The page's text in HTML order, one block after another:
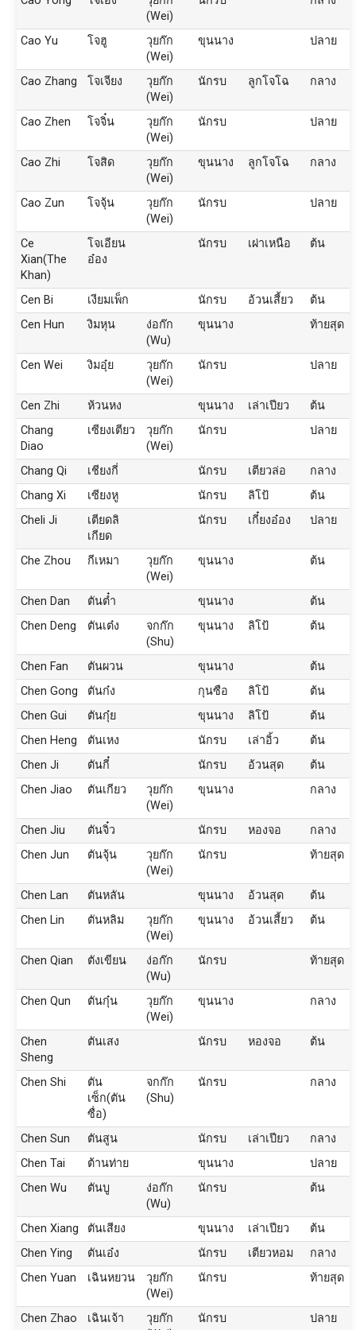
(Wei)
Cao Yu โจฮู
วุยก๊ก
(Wei)
ขุนนาง ปลาย
Cao Zhang โจเจียง
วุยก๊ก
(Wei)
นักรบ ลูกโจโฉ กลาง
Cao Zhen โจจิ๋น
วุยก๊ก
(Wei)
นักรบ ปลาย
Cao Zhi โจสิด
วุยก๊ก
(Wei)
ขุนนาง ลูกโจโฉ กลาง
Cao Zun โจจุ้น
วุยก๊ก
(Wei)
นักรบ ปลาย
Ce
Xian(The
Khan)
โจเอียน
อ๋อง
นักรบ เผ่าเหนือ ต้น
Cen Bi เงียมเพ็ก นักรบ อ้วนเสี้ยว
ต้น
Cen Hun
งิมหุน
ง่อก๊ก
(Wu)
ขุนนาง ท้ายสุด
Cen Wei งิมอุ๋ย
วุยก๊ก
(Wei)
นักรบ ปลาย
Cen Zhi ห้วนหง ขุนนาง เล่าเปียว
ต้น
Chang
Diao
เซียงเตียว
วุยก๊ก
(Wei)
นักรบ ปลาย
Chang Qi เชียงกี่ นักรบ เตียวล่อ
กลาง
Chang Xi
เซียงหู นักรบ ลิโป้
ต้น
Cheli Ji
เตียดลิ
เกียด
นักรบ เกี๋ยงอ๋อง ปลาย
Che Zhou กีเหมา
วุยก๊ก
(Wei)
ขุนนาง ต้น
Chen Dan ตันต๋ำ ขุนนาง
ต้น
Chen Deng
ตันเต๋ง
จกก๊ก
(Shu)
ขุนนาง ลิโป้ ต้น
Chen Fan ตันผวน ขุนนาง
ต้น
Chen Gong
ตันก๋ง กุนซือ ลิโป้
ต้น
Chen Gui
ตันกุ๋ย ขุนนาง ลิโป้
ต้น
Chen Heng
ตันเหง นักรบ เล่าอิ้ว
ต้น
Chen Ji
ตันกี๋ นักรบ อ้วนสุด
ต้น
Chen Jiao
ตันเกียว
วุยก๊ก
(Wei)
ขุนนาง กลาง
Chen Jiu ตันจิ๋ว นักรบ หองจอ
กลาง
Chen Jun
ตันจุ้น
วุยก๊ก
(Wei)
นักรบ ท้ายสุด
Chen Lan ตันหลัน ขุนนาง อ้วนสุด
ต้น
Chen Lin
ตันหลิม
วุยก๊ก
(Wei)
ขุนนาง อ้วนเสี้ยว ต้น
Chen Qian ตังเขียน
ง่อก๊ก
(Wu)
นักรบ ท้ายสุด
Chen Qun ตันกุ๋น
วุยก๊ก
(Wei)
ขุนนาง กลาง
Chen
Sheng
ตันเสง นักรบ หองจอ ต้น
Chen Shi
ตัน
เซ็ก(ตัน
ซื่อ)
จกก๊ก
(Shu)
นักรบ กลาง
Chen Sun ตันสูน นักรบ เล่าเปียว
กลาง
Chen Tai
ต้านท่าย ขุนนาง
ปลาย
Chen Wu
ตันบู
ง่อก๊ก
(Wu)
นักรบ ต้น
Chen Xiang ตันเสียง ขุนนาง เล่าเปียว
ต้น
Chen Ying
ตันเอ๋ง นักรบ เตียวหอม
กลาง
Chen Yuan
เฉินหยวน
วุยก๊ก
(Wei)
นักรบ ท้ายสุด
Chen Zhao เฉินเจ้า
วุยก๊ก
นักรบ ปลาย